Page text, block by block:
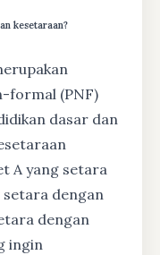
kesetaraan?
formal (PNF)
dasar dan
A yang setara
setara dengan
dengan
ingin